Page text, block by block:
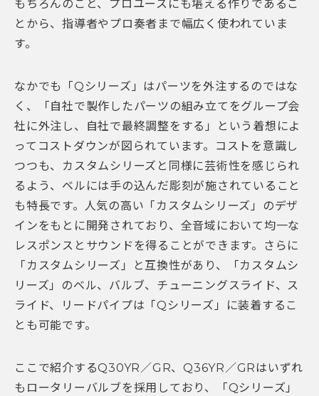
もちろんのこと、プロユースにも堪える作りであるこ
とから、指導者やプロ奏者まで幅広く使われていま
す。
なかでも「Qシリーズ」はパーツを外注するのではな
く、「自社で製作したパーツの組み立てをグループ会
社に外注し、自社で最終調整をする」という着想によ
ってコストダウンが図られています。コストを意識し
つつも、カスタムシリーズと同様に芸術性を感じられ
るよう、ベルには手の込んだ彫刻が施されていること
も特長です。人気の高い「カスタムシリーズ」のデザ
インをもとに開発されており、全音域において均一な
レスポンスとサウンドを得ることができます。さらに
「カスタムシリーズ」と互換性があり、「カスタムシ
リーズ」のベル、バルブ、チューニングスライド、ス
ライド、リードパイプは「Qシリーズ」に装着するこ
とも可能です。
ここで紹介するQ30YR／GR、Q36YR／GRはいずれ
もロータリーバルブを採用しており、「Qシリーズ」